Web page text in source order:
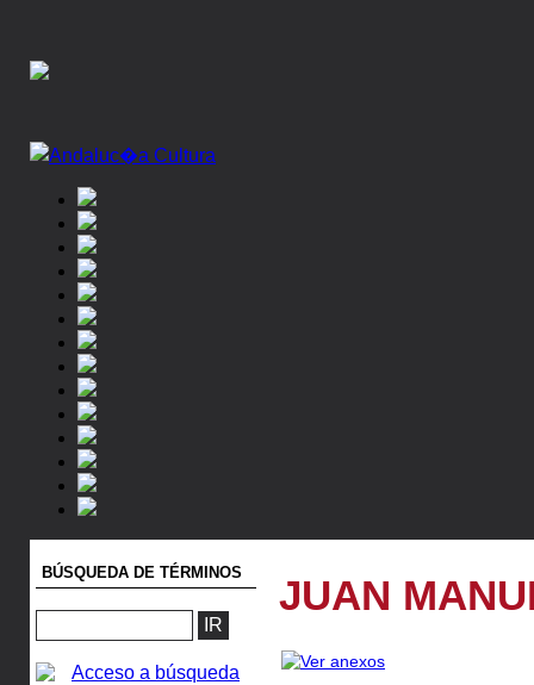
BÚSQUEDA DE TÉRMINOS JUAN